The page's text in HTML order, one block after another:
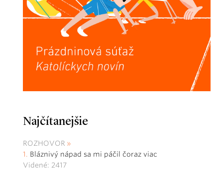
Najčítanejšie
ROZHOVOR
Bláznivý nápad sa mi páčil čoraz viac
Videné: 2417